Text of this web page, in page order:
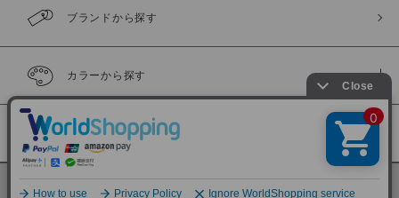
ブランドから探す
カラーから探す
履き比べ可能商品
©BINGOYA Co,.Ltd.